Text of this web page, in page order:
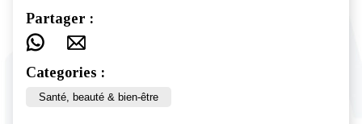
Partager :
Categories :
Santé, beauté & bien-être